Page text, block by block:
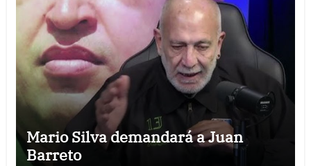
Mario Silva demandará a Juan
Barreto